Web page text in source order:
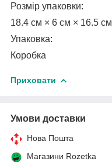
Розмір упаковки:
18.4 см × 6 см × 16.5 см
Упаковка:
Коробка
Приховати
Умови доставки
Нова Пошта
Магазини Rozetka